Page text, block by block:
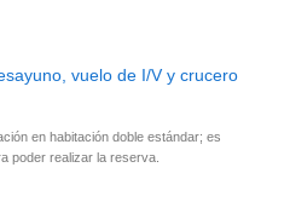
vuelo de I/V y crucero
en habitación doble estándar; es
poder realizar la reserva.